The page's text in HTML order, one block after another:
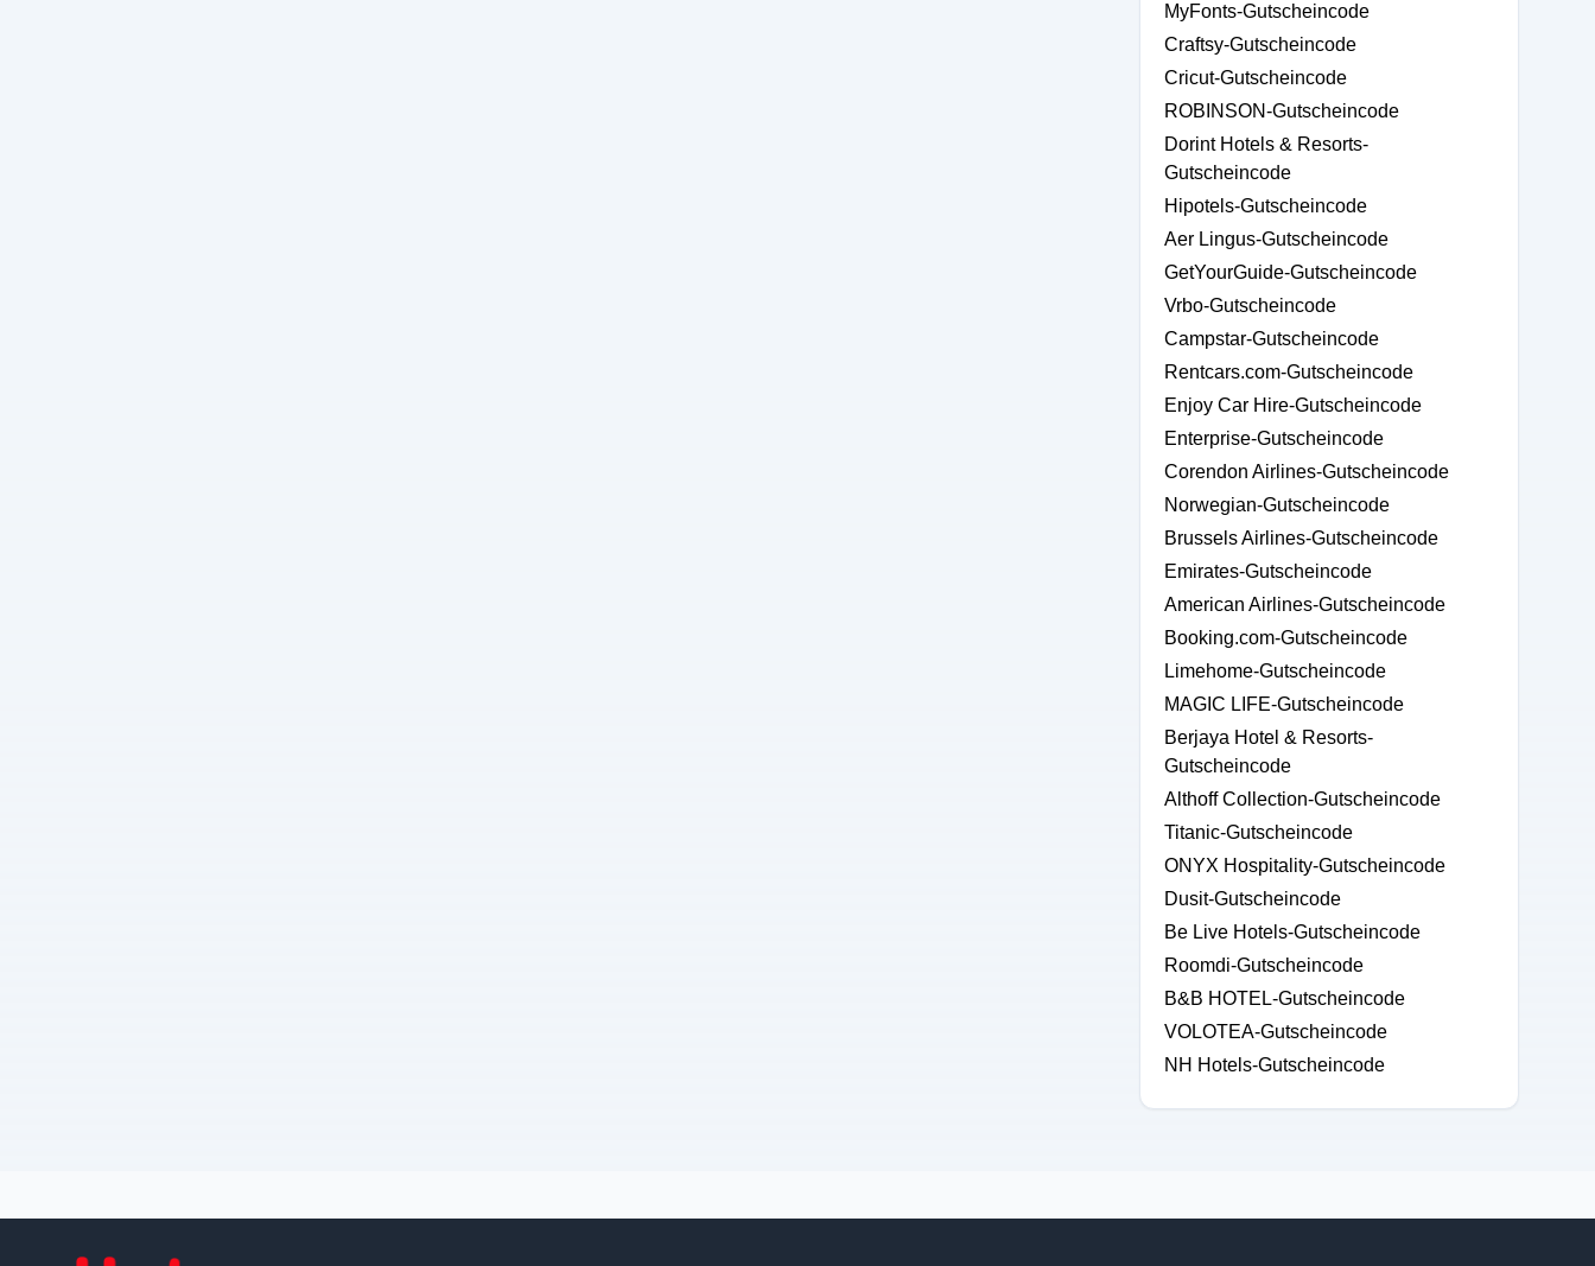
MyFonts-Gutscheincode
Craftsy-Gutscheincode
Cricut-Gutscheincode
ROBINSON-Gutscheincode
Dorint Hotels & Resorts-
Gutscheincode
Hipotels-Gutscheincode
Aer Lingus-Gutscheincode
GetYourGuide-Gutscheincode
Vrbo-Gutscheincode
Campstar-Gutscheincode
Rentcars.com-Gutscheincode
Enjoy Car Hire-Gutscheincode
Enterprise-Gutscheincode
Corendon Airlines-Gutscheincode
Norwegian-Gutscheincode
Brussels Airlines-Gutscheincode
Emirates-Gutscheincode
American Airlines-Gutscheincode
Booking.com-Gutscheincode
Limehome-Gutscheincode
MAGIC LIFE-Gutscheincode
Berjaya Hotel & Resorts-
Gutscheincode
Althoff Collection-Gutscheincode
Titanic-Gutscheincode
ONYX Hospitality-Gutscheincode
Dusit-Gutscheincode
Be Live Hotels-Gutscheincode
Roomdi-Gutscheincode
B&B HOTEL-Gutscheincode
VOLOTEA-Gutscheincode
NH Hotels-Gutscheincode